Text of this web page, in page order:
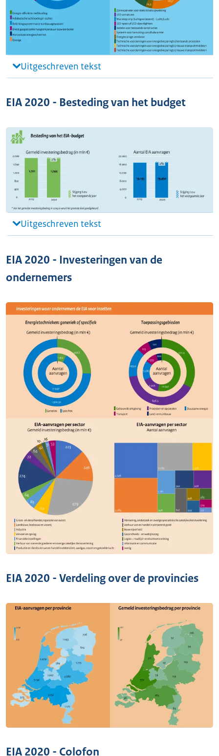
Uitgeschreven tekst
EIA 2020 - Besteding van het budget
Uitgeschreven tekst
EIA 2020 - Investeringen van de
ondernemers
EIA 2020 - Verdeling over de provincies
EIA 2020 - Colofon